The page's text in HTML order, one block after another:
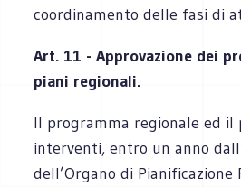
coordinamento delle fasi di
Art. 11 - Approvazione dei
piani regionali.
Il programma regionale ed il
interventi, entro un anno
dell’Organo di Pianificazione